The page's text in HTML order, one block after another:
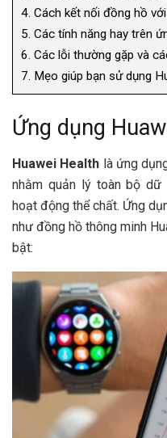
4. Cách kết nối đồng hồ
5. Các tính năng hay trên
6. Các lỗi thường gặp và
7. Mẹo giúp bạn sử dụng
Ứng dụng
Huawei Health là ứng
nhằm quản lý toàn bộ
hoạt động thể chất. Ứng
như đồng hồ thông minh
bật: